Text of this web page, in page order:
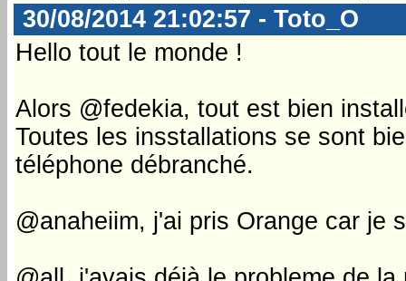
30/08/2014 21:02:57 - Toto_O
Hello tout le monde !
Alors @fedekia, tout est bien
Toutes les insstallations se sont
téléphone débranché.
@anaheiim, j'ai pris Orange car je